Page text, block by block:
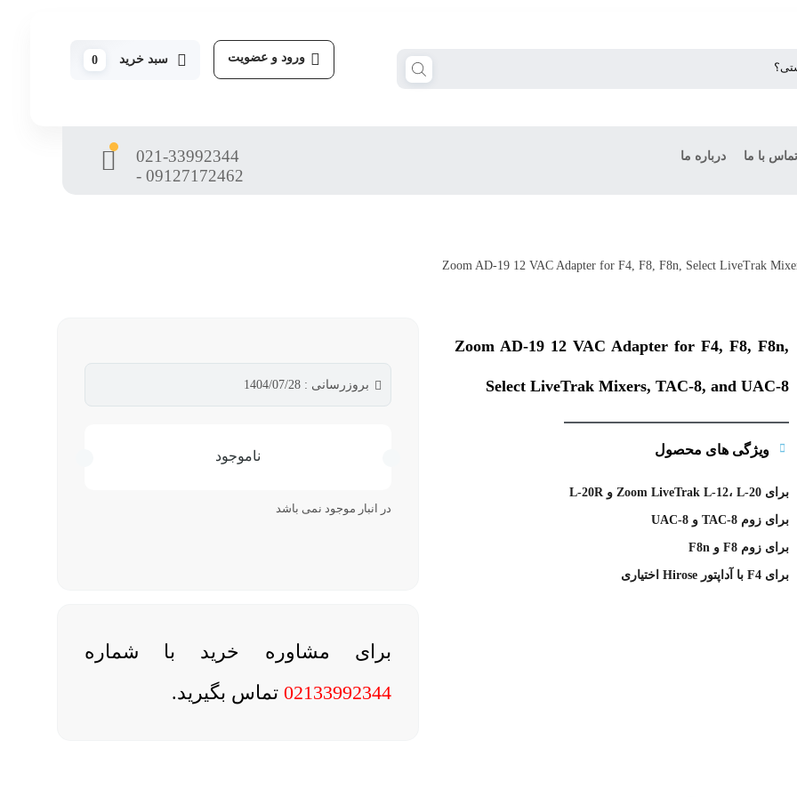
سبد خرید 0 ورود و عضویت
تماس با ما درباره ما
021-33992344
- 09127172462
Zoom AD-19 12 VAC Adapter for F4, F8, F8n,
Select LiveTrak Mixers, TAC-8, and UAC-8
ویژگی های محصول
برای Zoom LiveTrak L-12، L-20 و L-20R
برای زوم TAC-8 و UAC-8
برای زوم F8 و F8n
برای F4 با آداپتور Hirose اختیاری
بروزرسانی : 1404/07/28
ناموجود
در انبار موجود نمی باشد
برای مشاوره خرید با شماره
02133992344 تماس بگیرید.